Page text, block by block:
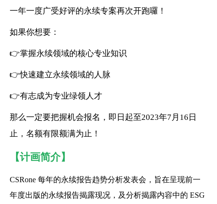
一年一度广受好评的永续专案再次开跑囉！
如果你想要：
👉掌握永续领域的核心专业知识
👉快速建立永续领域的人脉
👉有志成为专业绿领人才
那么一定要把握机会报名，即日起至2023年7月16日
止，名额有限额满为止！
【计画简介】
CSRone 每年的永续报告趋势分析发表会，旨在呈现前一
年度出版的永续报告揭露现况，及分析揭露内容中的 ESG